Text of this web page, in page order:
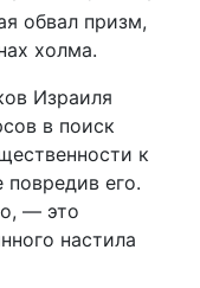
обвал призм,
холма.
Израиля
в поиск
к
повредив его.
— это
настила